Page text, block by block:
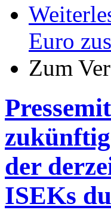
Euro
Zum
der
ISEKs